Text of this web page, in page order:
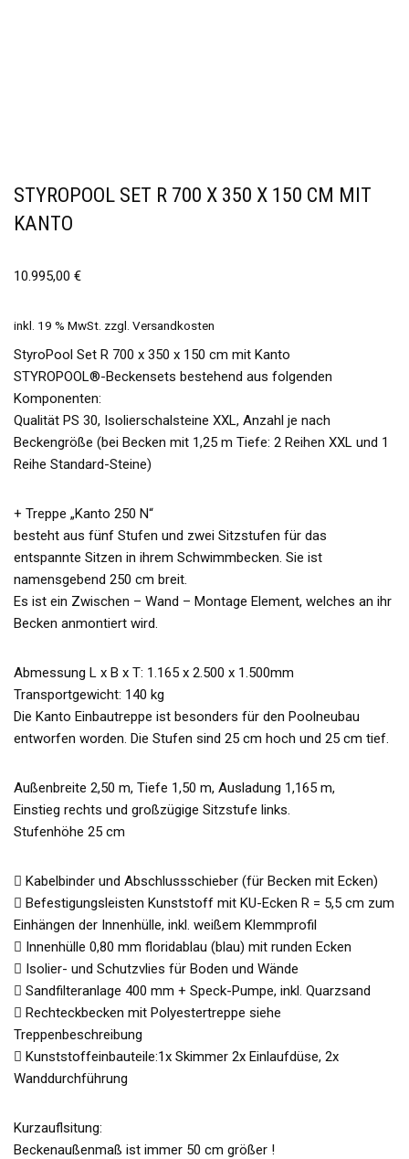
STYROPOOL SET R 700 X 350 X 150 CM MIT
KANTO
10.995,00 €
inkl. 19 % MwSt. zzgl. Versandkosten
StyroPool Set R 700 x 350 x 150 cm mit Kanto
STYROPOOL®-Beckensets bestehend aus folgenden
Komponenten:
Qualität PS 30, Isolierschalsteine XXL, Anzahl je nach
Beckengröße (bei Becken mit 1,25 m Tiefe: 2 Reihen XXL und 1
Reihe Standard-Steine)
+ Treppe „Kanto 250 N“
besteht aus fünf Stufen und zwei Sitzstufen für das
entspannte Sitzen in ihrem Schwimmbecken. Sie ist
namensgebend 250 cm breit.
Es ist ein Zwischen – Wand – Montage Element, welches an ihr
Becken anmontiert wird.
Abmessung L x B x T: 1.165 x 2.500 x 1.500mm
Transportgewicht: 140 kg
Die Kanto Einbautreppe ist besonders für den Poolneubau
entworfen worden. Die Stufen sind 25 cm hoch und 25 cm tief.
Außenbreite 2,50 m, Tiefe 1,50 m, Ausladung 1,165 m,
Einstieg rechts und großzügige Sitzstufe links.
Stufenhöhe 25 cm
 Kabelbinder und Abschlussschieber (für Becken mit Ecken)
 Befestigungsleisten Kunststoff mit KU-Ecken R = 5,5 cm zum
Einhängen der Innenhülle, inkl. weißem Klemmprofil
 Innenhülle 0,80 mm floridablau (blau) mit runden Ecken
 Isolier- und Schutzvlies für Boden und Wände
 Sandfilteranlage 400 mm + Speck-Pumpe, inkl. Quarzsand
 Rechteckbecken mit Polyestertreppe siehe
Treppenbeschreibung
 Kunststoffeinbauteile:1x Skimmer 2x Einlaufdüse, 2x
Wanddurchführung
Kurzauflsitung:
Beckenaußenmaß ist immer 50 cm größer !